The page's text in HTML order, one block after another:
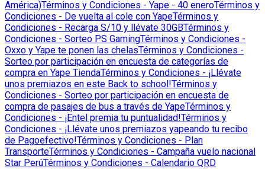
América)Términos y Condiciones - Yape - 40 eneroTérminos y
Condiciones - De vuelta al cole con YapeTérminos y
Condiciones - Recarga S/10 y llévate 30GBTérminos y
Condiciones - Sorteo PS GamingTérminos y Condiciones -
Oxxo y Yape te ponen las chelasTérminos y Condiciones -
Sorteo por participación en encuesta de categorías de
compra en Yape TiendaTérminos y Condiciones - ¡Llévate
unos premiazos en este Back to school!Términos y
Condiciones - Sorteo por participación en encuesta de
compra de pasajes de bus a través de YapeTérminos y
Condiciones - ¡Entel premia tu puntualidad!Términos y
Condiciones - ¡Llévate unos premiazos yapeando tu recibo
de Pagoefectivo!Términos y Condiciones - Plan
TransporteTérminos y Condiciones - Campaña vuelo nacional
Star PerúTérminos y Condiciones - Calendario QRD